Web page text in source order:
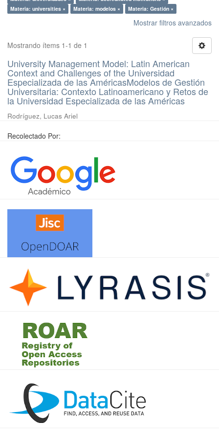
Materia: universities ×
Materia: modelos × Materia: Gestión ×
Mostrar filtros avanzados
Mostrando ítems 1-1 de 1
University Management Model: Latin American
Context and Challenges of the Universidad
Especializada de las AméricasModelos de Gestión
Universitaria: Contexto Latinoamericano y Retos de
la Universidad Especializada de las Américas
Rodríguez, Lucas Ariel
Recolectado Por: